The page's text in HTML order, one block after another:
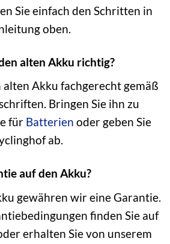
Sie einfach den Schritten in
oben.
alten Akku richtig?
alten Akku fachgerecht gemäß
Bringen Sie ihn zu
für Batterien oder geben Sie
ab.
auf den Akku?
gewähren wir eine Garantie.
finden Sie auf
erhalten Sie von unserem